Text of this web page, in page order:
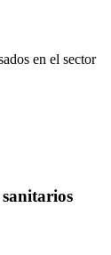
en el sector